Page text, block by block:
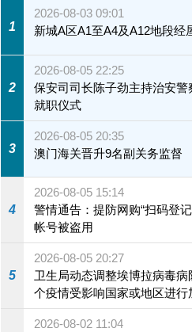
1
2026-08-03 09:01
新城A区A1至A4及A12地段经
2
2026-08-05 22:25
保安司司长陈子劲主持治安
就职仪式
3
2026-08-05 20:35
澳门海关晋升9名副关务监督
4
2026-08-05 15:14
警情通告：提防网购“扫码登
帐号被盗用
5
2026-08-05 20:27
卫生局动态调整埃博拉病毒
个疫情受影响国家或地区进行
施
2026-08-02 11:04